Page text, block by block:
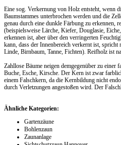
Eine sog. Verkernung von Holz entsteht, wenn
Baumstammes unterbrochen werden und die
genau durch eine dunkle Färbung zu erkennen,
(beispielsweise Lärche, Kiefer, Douglasie,
erkennen ist, aber über den verringerten
kann, dass der Innenbereich verkernt ist,
Linde, Birnbaum, Tanne, Fichten). Reifholz ist
Zahllose Bäume neigen demgegenüber zu
Buche, Esche, Kirsche. Der Kern ist zwar
einem Falschkern, da die Kernbildung nicht
durch Verletzungen angestoßen wird. Der
Ähnliche Kategorien:
Gartenzäune
Bohlenzaun
Zaunanlage